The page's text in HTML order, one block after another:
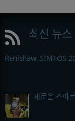
최신 뉴스
Renishaw, SIMTOS
새로운 스마